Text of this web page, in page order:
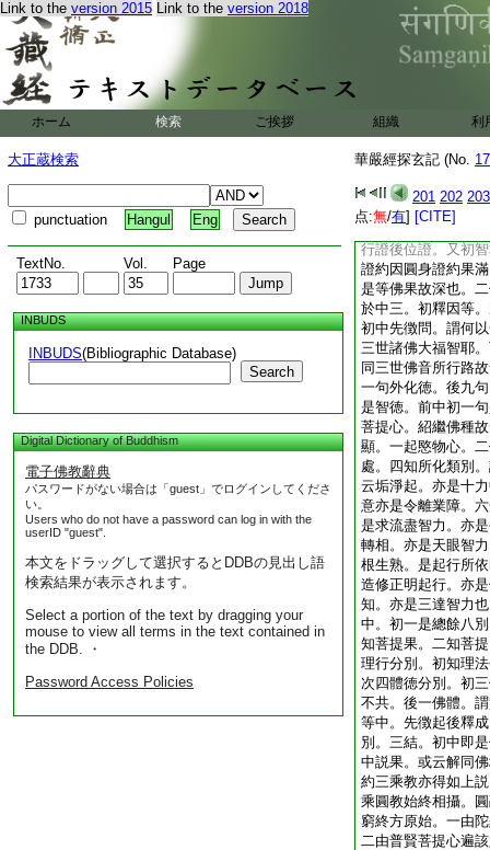
Link to the version 2015 Link to the version 2018
ホーム 検索 ご挨拶 組織 利
大正蔵検索
punctuation Hangul Eng
TextNo. Vol. Page
INBUDS
INBUDS(Bibliographic Database)
Search
Digital Dictionary of Buddhism
電子佛教辭典
パスワードがない場合は「guest」でログインしてくださ
い。
Users who do not have a password can log in with the
userID "guest".
本文をドラッグして選択するとDDBの見出し語
検索結果が表示されます。
Select a portion of the text by dragging your
mouse to view all terms in the text contained in
the DDB. ・
Password Access Policies
華嚴經探玄記 (No.
201 202 203
点:無/有] [CITE]
皆無比也。如常住
僧乃至一合亦遍十
思之可知。第三當
初中發是心已者。
發徹 7
後際之菩
初擧所知境。謂知
深行。謂信向是十
行十迴。得證是初
還。又内證爲得證
乘中以滅盡定爲身
行證後位證。又初
證約因圓身證約果
是等佛果故深也。
於中三。初釋因等
初中先徴問。謂何
三世諸佛大福智耶
同三世佛音所行路
一句外化徳。後九
是智徳。前中初一
菩提心。紹繼佛種
顯。一起愍物心。
處。四知所化類別
云垢淨起。亦是十
意亦是令離業障。
是求流盡智力。亦
轉相。亦是天眼智
根生熟。是起行所
造修正明起行。亦
知。亦是三達智力
中。初一是總餘八
知菩提果。二知菩
理行分別。初知理
次四體徳分別。初
不共。後一佛體。
等中。先徴起後釋
別。三結。初中即
中説果。或云解同
約三乘教亦得如上
乘圓教始終相攝。
窮終方原始。一由
二由普賢菩提心遍